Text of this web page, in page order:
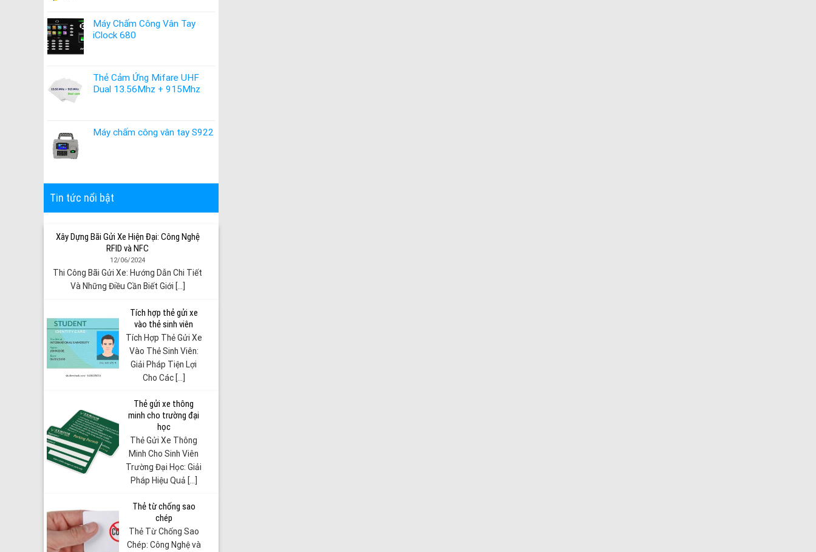
Máy Chấm Công Vân Tay
iClock 680
Thẻ Cảm Ứng Mifare UHF
Dual 13.56Mhz + 915Mhz
Máy chấm công vân tay S922
Tin tức nổi bật
Xây Dựng Bãi Gửi Xe Hiện Đại: Công Nghệ
RFID và NFC
12/06/2024
Thi Công Bãi Gửi Xe: Hướng Dẫn Chi Tiết
Và Những Điều Cần Biết Giới [...]
Tích hợp thẻ gửi xe
vào thẻ sinh viên
Tích Hợp Thẻ Gửi Xe
Vào Thẻ Sinh Viên:
Giải Pháp Tiện Lợi
Cho Các [...]
Thẻ gửi xe thông
minh cho trường đại
học
Thẻ Gửi Xe Thông
Minh Cho Sinh Viên
Trường Đại Học: Giải
Pháp Hiệu Quả [...]
Thẻ từ chống sao
chép
Thẻ Từ Chống Sao
Chép: Công Nghệ và